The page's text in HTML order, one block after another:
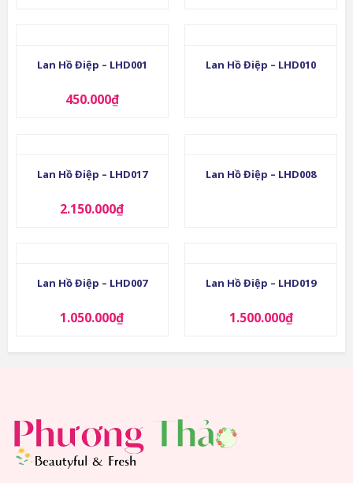
Lan Hồ Điệp – LHD001
450.000₫
Lan Hồ Điệp – LHD010
Lan Hồ Điệp – LHD017
2.150.000₫
Lan Hồ Điệp – LHD008
Lan Hồ Điệp – LHD007
1.050.000₫
Lan Hồ Điệp – LHD019
1.500.000₫